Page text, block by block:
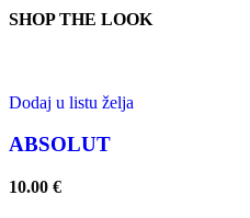
SHOP THE LOOK
Dodaj u listu želja
ABSOLUT
10.00 €